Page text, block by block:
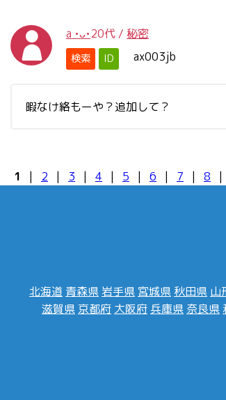
a •ᴗ•20代 / 秘密
検索 ID ax003jb
暇なけ絡もーや？追加して？
1 | 2 | 3 | 4 | 5 | 6 | 7 | 8 |
北海道 青森県 岩手県 宮城県 秋田県 山
滋賀県 京都府 大阪府 兵庫県 奈良県